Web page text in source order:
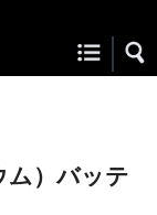
ム）バッテ